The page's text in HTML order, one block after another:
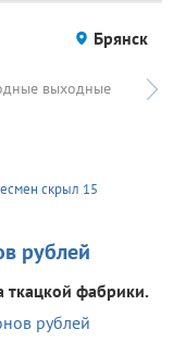
Брянск
выходные
скрыл 15
рублей
ткацкой фабрики.